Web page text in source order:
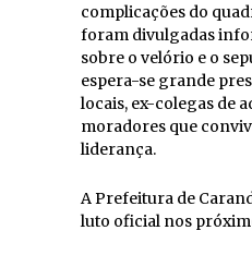
complicações do
foram divulgadas
sobre o velório e o
espera-se grande
locais, ex-colegas de
moradores que
liderança.
A Prefeitura de
luto oficial nos